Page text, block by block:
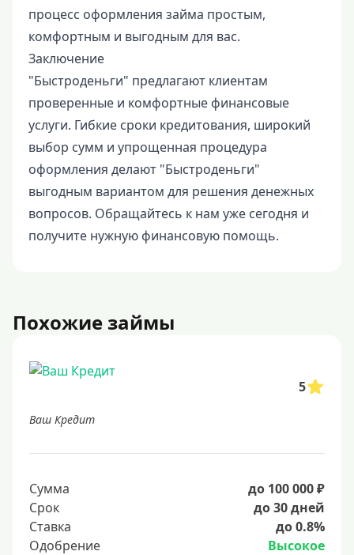
процесс оформления займа простым,
комфортным и выгодным для вас.
Заключение
"Быстроденьги" предлагают клиентам
проверенные и комфортные финансовые
услуги. Гибкие сроки кредитования, широкий
выбор сумм и упрощенная процедура
оформления делают "Быстроденьги"
выгодным вариантом для решения денежных
вопросов. Обращайтесь к нам уже сегодня и
получите нужную финансовую помощь.
Похожие займы
5
Ваш Кредит
Сумма
до 100 000 ₽
Срок
до 30 дней
Ставка
до 0.8%
Одобрение
Высокое